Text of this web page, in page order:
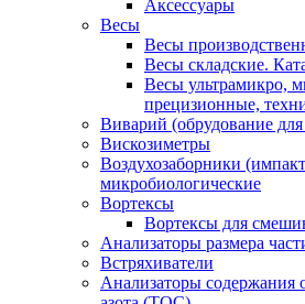
Аксессуары
Весы
Весы
Весы складские.
Весы ультрамикро,
прецизионные,
Виварий (обрудование
Вискозиметры
Воздухозаборники
микробиологические
Вортексы
Вортексы для
Анализаторы размера
Встряхиватели
Анализаторы содержания